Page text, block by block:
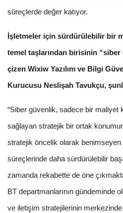
süreçlerde değer katıyor.
İşletmeler için sürdürülebilir bir
temel taşlarından birisinin “siber
çizen Wixiw Yazılım ve Bilgi
Kurucusu Neslişah Tavukçu,
“Siber güvenlik, sadece bir maliyet
sağlayan stratejik bir ortak
stratejik öncelik olarak
süreçlerinde daha sürdürülebilir
zamanda rekabette de öne
BT departmanlarının gündeminde
ve iletişim stratejilerinin